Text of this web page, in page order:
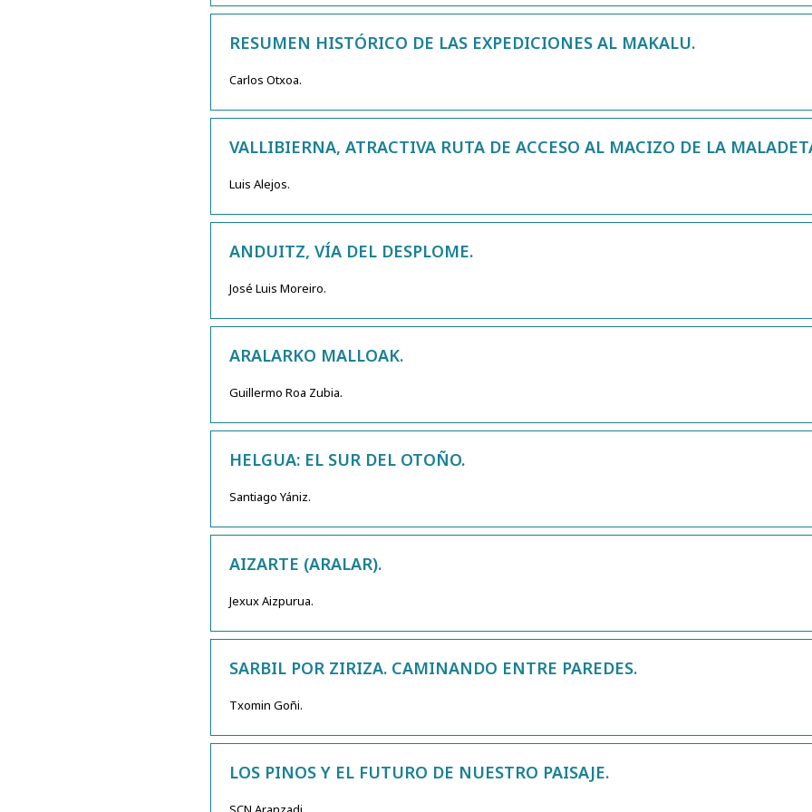
RESUMEN HISTÓRICO DE LAS EXPEDICIONES AL MAKALU.
Carlos Otxoa.
VALLIBIERNA, ATRACTIVA RUTA DE ACCESO AL MACIZO DE LA
Luis Alejos.
ANDUITZ, VÍA DEL DESPLOME.
José Luis Moreiro.
ARALARKO MALLOAK.
Guillermo Roa Zubia.
HELGUA: EL SUR DEL OTOÑO.
Santiago Yániz.
AIZARTE (ARALAR).
Jexux Aizpurua.
SARBIL POR ZIRIZA. CAMINANDO ENTRE PAREDES.
Txomin Goñi.
LOS PINOS Y EL FUTURO DE NUESTRO PAISAJE.